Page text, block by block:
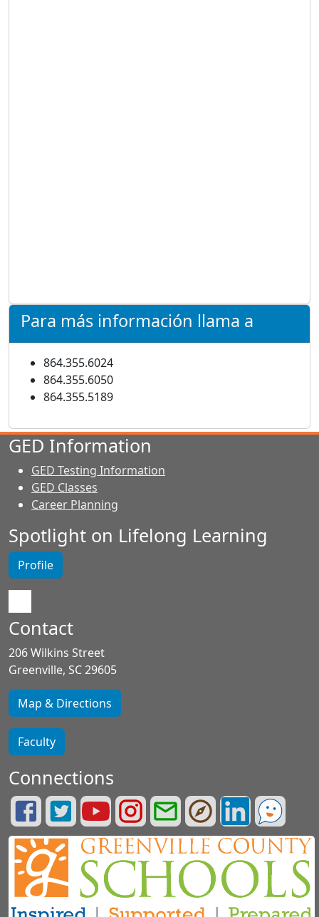
Para más información llama a
864.355.6024
864.355.6050
864.355.5189
GED Information
GED Testing Information
GED Classes
Career Planning
Spotlight on Lifelong Learning
Profile
Contact
206 Wilkins Street
Greenville, SC 29605
Map & Directions
Faculty
Connections
Lifelong
Learning
Facebook
Page
Greenville
County
Schools
Twitter
Page
Greenville
County
Schools
YouTube
Page
Greenville
County
Schools
Instagram
Page
Greenville
County
Schools
Email
Login
Greenville
County
Portals
Greenville
County
LinkedIn
Page
See
Something.
Say
Something.